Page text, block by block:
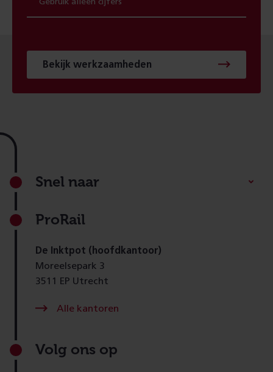
Bekijk werkzaamheden
Footer
Snel naar
ProRail
De Inktpot (hoofdkantoor)
Moreelsepark 3
3511 EP Utrecht
Alle kantoren
Volg ons op